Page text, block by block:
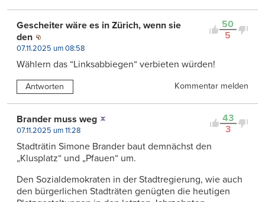
50
5
Gescheiter wäre es in Zürich, wenn sie
den
07.11.2025 um 08:58
Wählern das “Linksabbiegen“ verbieten würden!
Antworten Kommentar melden
43
3
Brander muss weg
07.11.2025 um 11:28
Stadträtin Simone Brander baut demnächst den
„Klusplatz“ und „Pfauen“ um.
Den Sozialdemokraten in der Stadtregierung, wie auch
den bürgerlichen Stadträten genügten die heutigen